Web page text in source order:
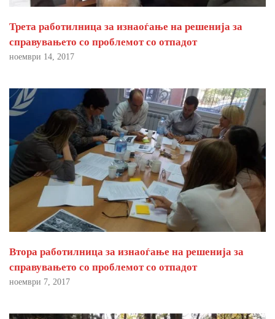
Трета работилница за изнаоѓање на решенија за
справувањето со проблемот со отпадот
ноември 14, 2017
Втора работилница за изнаоѓање на решенија за
справувањето со проблемот со отпадот
ноември 7, 2017